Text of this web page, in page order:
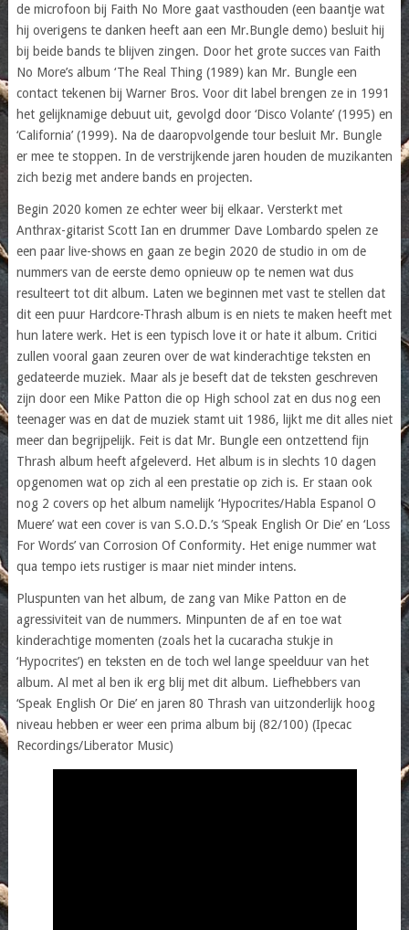
de microfoon bij Faith No More gaat vasthouden (een baantje wat
hij overigens te danken heeft aan een Mr.Bungle demo) besluit hij
bij beide bands te blijven zingen. Door het grote succes van Faith
No More’s album ‘The Real Thing (1989) kan Mr. Bungle een
contact tekenen bij Warner Bros. Voor dit label brengen ze in 1991
het gelijknamige debuut uit, gevolgd door ‘Disco Volante’ (1995) en
‘California’ (1999). Na de daaropvolgende tour besluit Mr. Bungle
er mee te stoppen. In de verstrijkende jaren houden de muzikanten
zich bezig met andere bands en projecten.
Begin 2020 komen ze echter weer bij elkaar. Versterkt met
Anthrax-gitarist Scott Ian en drummer Dave Lombardo spelen ze
een paar live-shows en gaan ze begin 2020 de studio in om de
nummers van de eerste demo opnieuw op te nemen wat dus
resulteert tot dit album. Laten we beginnen met vast te stellen dat
dit een puur Hardcore-Thrash album is en niets te maken heeft met
hun latere werk. Het is een typisch love it or hate it album. Critici
zullen vooral gaan zeuren over de wat kinderachtige teksten en
gedateerde muziek. Maar als je beseft dat de teksten geschreven
zijn door een Mike Patton die op High school zat en dus nog een
teenager was en dat de muziek stamt uit 1986, lijkt me dit alles niet
meer dan begrijpelijk. Feit is dat Mr. Bungle een ontzettend fijn
Thrash album heeft afgeleverd. Het album is in slechts 10 dagen
opgenomen wat op zich al een prestatie op zich is. Er staan ook
nog 2 covers op het album namelijk ‘Hypocrites/Habla Espanol O
Muere’ wat een cover is van S.O.D.’s ‘Speak English Or Die’ en ‘Loss
For Words’ van Corrosion Of Conformity. Het enige nummer wat
qua tempo iets rustiger is maar niet minder intens.
Pluspunten van het album, de zang van Mike Patton en de
agressiviteit van de nummers. Minpunten de af en toe wat
kinderachtige momenten (zoals het la cucaracha stukje in
‘Hypocrites’) en teksten en de toch wel lange speelduur van het
album. Al met al ben ik erg blij met dit album. Liefhebbers van
‘Speak English Or Die’ en jaren 80 Thrash van uitzonderlijk hoog
niveau hebben er weer een prima album bij (82/100) (Ipecac
Recordings/Liberator Music)